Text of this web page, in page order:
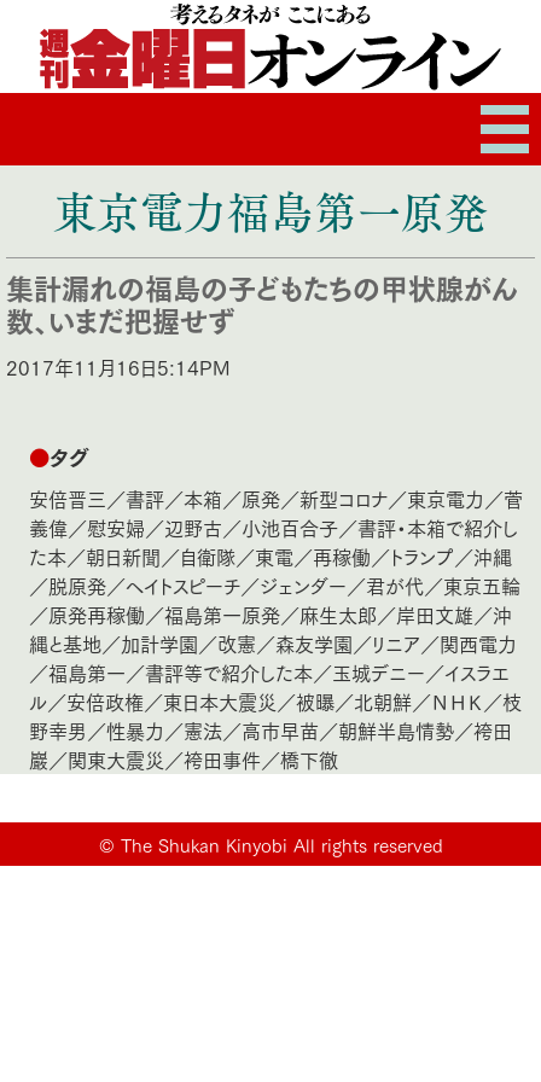
東京電力福島第一原発
集計漏れの福島の子どもたちの甲状腺がん
数、いまだ把握せず
2017年11月16日5:14PM
●タグ
安倍晋三 ／書評／本箱／原発／新型コロナ／東京電力 ／菅
義偉／慰安婦／辺野古／小池百合子／書評・本箱で紹介し
た本／朝日新聞／自衛隊／東電／再稼働／トランプ／沖縄
／脱原発／ヘイトスピーチ／ジェンダー／君が代／東京五輪
／原発再稼働／福島第一原発／麻生太郎／岸田文雄／沖
縄と基地／加計学園／改憲／森友学園／リニア／関西電力
／福島第一／書評等で紹介した本／玉城デニー／イスラエ
ル／安倍政権／東日本大震災 ／被曝／北朝鮮／ＮＨＫ ／枝
野幸男 ／性暴力 ／憲法／高市早苗／朝鮮半島情勢／袴田
巖／関東大震災 ／袴田事件／橋下徹
© The Shukan Kinyobi All rights reserved